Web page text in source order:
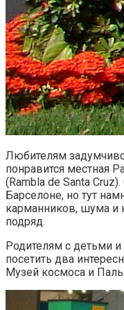
Любителям
понравится местная
(Rambla de Santa
Барселоне, но тут
карманников, шума и
подряд.
Родителям с детьми
посетить два
Музей космоса и